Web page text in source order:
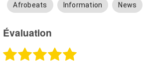
Afrobeats Information News
Évaluation